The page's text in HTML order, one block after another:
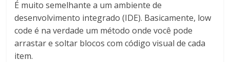
É muito semelhante a um ambiente de
desenvolvimento integrado (IDE). Basicamente, low
code é na verdade um método onde você pode
arrastar e soltar blocos com código visual de cada
item.